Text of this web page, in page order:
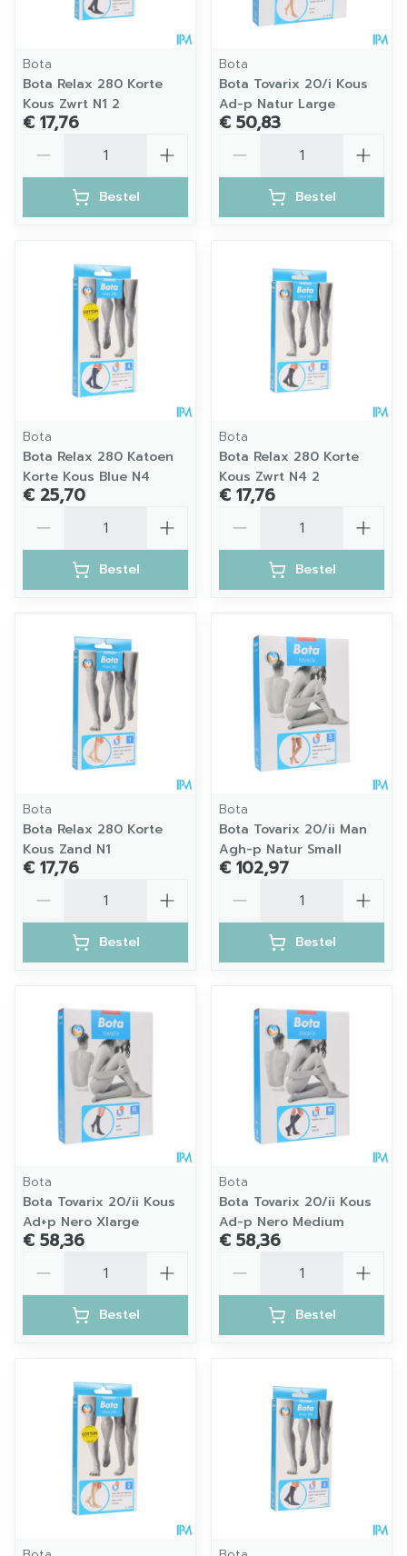
Bota
Bota Relax 280 Korte
Kous Zwrt N1 2
€ 17,76
Bestel
Bota
Bota Tovarix 20/i Kous
Ad-p Natur Large
€ 50,83
Bestel
Bota
Bota Relax 280 Katoen
Korte Kous Blue N4
€ 25,70
Bestel
Bota
Bota Relax 280 Korte
Kous Zwrt N4 2
€ 17,76
Bestel
Bota
Bota Relax 280 Korte
Kous Zand N1
€ 17,76
Bestel
Bota
Bota Tovarix 20/ii Man
Agh-p Natur Small
€ 102,97
Bestel
Bota
Bota Tovarix 20/ii Kous
Ad+p Nero Xlarge
€ 58,36
Bestel
Bota
Bota Tovarix 20/ii Kous
Ad-p Nero Medium
€ 58,36
Bestel